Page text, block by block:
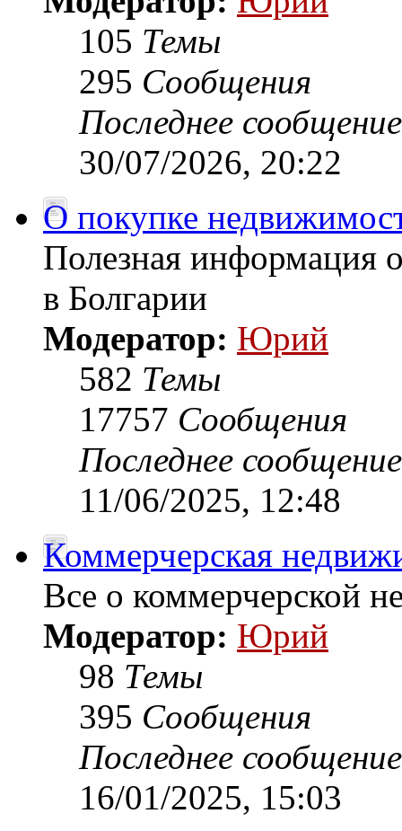
105 Темы
295 Сообщения
Последнее сообщение
30/07/2026, 20:22
О покупке
Полезная информация
в Болгарии
Модератор: Юрий
582 Темы
17757 Сообщения
Последнее сообщение
11/06/2025, 12:48
Коммерчерская
Все о коммерчерской
Модератор: Юрий
98 Темы
395 Сообщения
Последнее сообщение
16/01/2025, 15:03